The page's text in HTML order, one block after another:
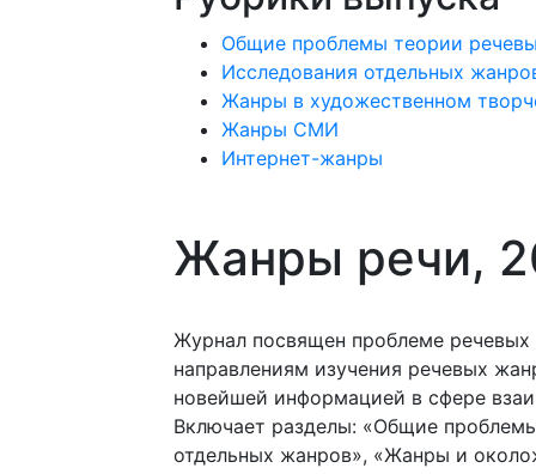
Общие проблемы теории
Исследования отдельных
Жанры в художественном
Жанры СМИ
Интернет-жанры
Жанры речи,
Журнал посвящен проблеме
направлениям изучения речевых
новейшей информацией в сфере
Включает разделы: «Общие
отдельных жанров», «Жанры и